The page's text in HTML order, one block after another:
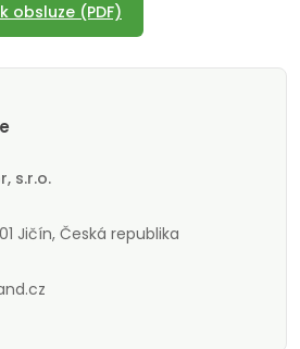
obsluze (PDF)
s.r.o.
Jičín, Česká republika